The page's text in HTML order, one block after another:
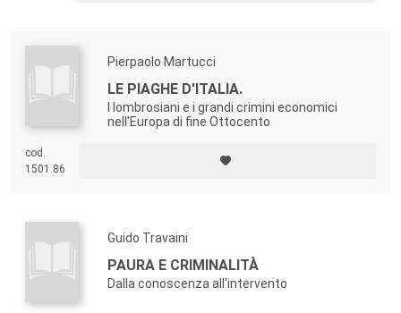
Pierpaolo Martucci
LE PIAGHE D'ITALIA.
I lombrosiani e i grandi crimini economici
nell'Europa di fine Ottocento
cod.
1501.86
Guido Travaini
PAURA E CRIMINALITÀ
Dalla conoscenza all'intervento